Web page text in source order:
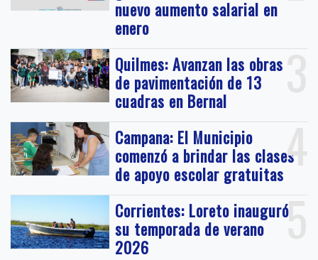
nuevo aumento salarial en
enero
3
Quilmes: Avanzan las obras
de pavimentación de 13
cuadras en Bernal
4
Campana: El Municipio
comenzó a brindar las clases
de apoyo escolar gratuitas
5
Corrientes: Loreto inauguró
su temporada de verano
2026